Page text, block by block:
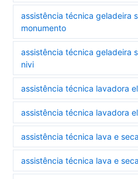
assistência técnica geladeira
monumento
assistência técnica geladeira
nivi
assistência técnica lavadora
assistência técnica lavadora
assistência técnica lava e
assistência técnica lava e